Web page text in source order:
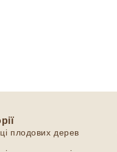
плодових дерев